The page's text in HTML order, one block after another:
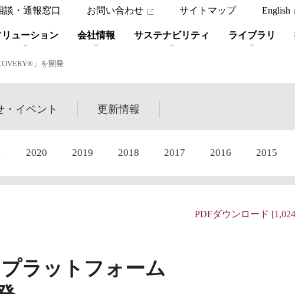
リューション 会社情報 サステナビリティ ライブラリ
談・通報窓口 お問い合わせ サイトマップ English
」を開発
イベント 更新情報
2020 2019 2018 2017 2016 2015
PDFダウンロード
ラットフォーム